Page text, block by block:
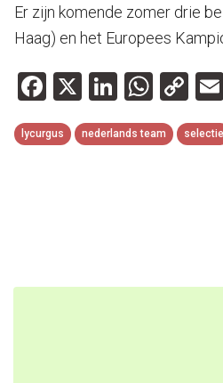
Er zijn komende zomer drie
Haag) en het Europees
Facebook
X LinkedIn
lycurgus nederlands team selectie